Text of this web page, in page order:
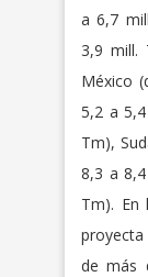
a 6,7
3,9 mill.
México
5,2 a
Tm),
8,3 a
Tm). En
de más